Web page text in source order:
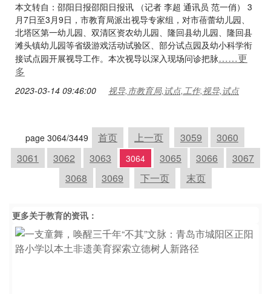
本文转自：邵阳日报邵阳日报讯 （记者 李超 通讯员 范一俏） 3
月7日至3月9日，市教育局派出视导专家组，对市蓓蕾幼儿园、
北塔区第一幼儿园、双清区资农幼儿园、隆回县幼儿园、隆回县
滩头镇幼儿园等省级游戏活动试验区、部分试点园及幼小科学衔
接试点园开展视导工作。本次视导以深入现场问诊把脉……更
多
2023-03-14 09:46:00 视导,市教育局,试点,工作,视导,试点
page 3064/3449 首页 上一页 3059
3060
3061
3062 3063 3064 3065 3066
3067
3068
3069 下一页 末页
更多关于教育的资讯：